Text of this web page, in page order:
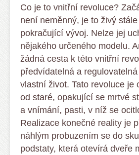
Co je to vnitřní revoluce?
není neměnný, je to živý
pokračující vývoj. Nelze jej
nějakého určeného modelu.
žádná cesta k této vnitřní
předvídatelná a
vlastní život. Tato revoluce je
od staré, opakující se mrtvé
a vnímání, pasti, v níž se
Realizace konečné reality je
náhlým probuzením se do
podstaty, která otevírá dveře